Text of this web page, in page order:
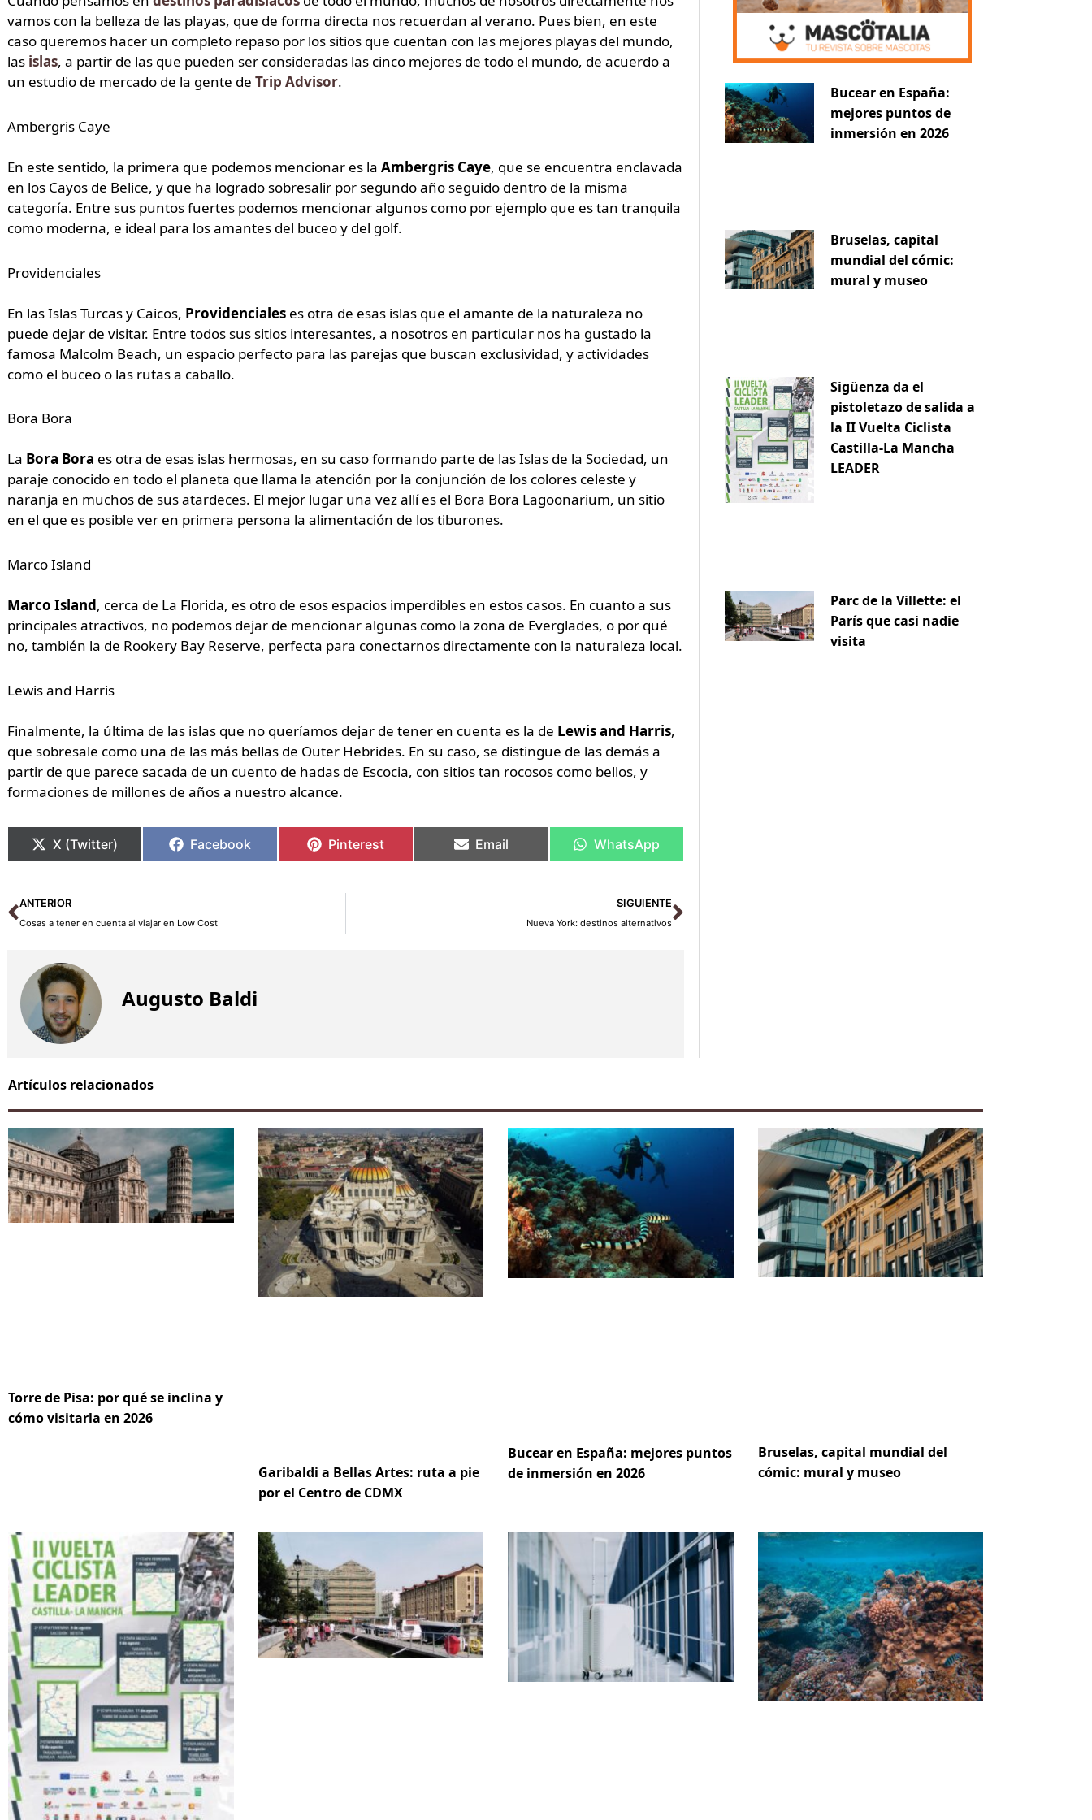
vamos con la belleza de las playas, que de forma directa nos recuerdan al verano. Pues bien, en este
caso queremos hacer un completo repaso por los sitios que cuentan con las mejores playas del mundo,
las islas, a partir de las que pueden ser consideradas las cinco mejores de todo el mundo, de acuerdo a
un estudio de mercado de la gente de Trip Advisor.
Ambergris Caye
En este sentido, la primera que podemos mencionar es la Ambergris Caye, que se encuentra enclavada
en los Cayos de Belice, y que ha logrado sobresalir por segundo año seguido dentro de la misma
categoría. Entre sus puntos fuertes podemos mencionar algunos como por ejemplo que es tan tranquila
como moderna, e ideal para los amantes del buceo y del golf.
Providenciales
En las Islas Turcas y Caicos, Providencialeses otra de esas islas que el amante de la naturaleza no
puede dejar de visitar. Entre todos sus sitios interesantes, a nosotros en particular nos ha gustado la
famosa Malcolm Beach, un espacio perfecto para las parejas que buscan exclusividad, y actividades
como el buceo o las rutas a caballo.
Bora Bora
La Bora Bora es otra de esas islas hermosas, en su caso formando parte de las Islas de la Sociedad, un
paraje conocido en todo el planeta que llama la atención por la conjunción de los colores celeste y
naranja en muchos de sus atardeces. El mejor lugar una vez allí es el Bora Bora Lagoonarium, un sitio
en el que es posible ver en primera persona la alimentación de los tiburones.
Marco Island
Marco Island, cerca de La Florida, es otro de esos espacios imperdibles en estos casos. En cuanto a sus
principales atractivos, no podemos dejar de mencionar algunas como la zona de Everglades, o por qué
no, también la de Rookery Bay Reserve, perfecta para conectarnos directamente con la naturaleza local.
Lewis and Harris
Finalmente, la última de las islas que no queríamos dejar de tener en cuenta es la de Lewis and Harris,
que sobresale como una de las más bellas de Outer Hebrides. En su caso, se distingue de las demás a
partir de que parece sacada de un cuento de hadas de Escocia, con sitios tan rocosos como bellos, y
formaciones de millones de años a nuestro alcance.
X (Twitter) Facebook Pinterest Email WhatsApp
Ant
ANTERIOR
Cosas a tener en cuenta al viajar en Low Cost
SIGUIENTE
Nueva York: destinos alternativos
Siguiente
Augusto Baldi
Bucear en España:
mejores puntos de
inmersión en 2026
Bruselas, capital
mundial del cómic:
mural y museo
Sigüenza da el
pistoletazo de salida a
la II Vuelta Ciclista
Castilla-La Mancha
LEADER
Parc de la Villette: el
París que casi nadie
visita
Artículos relacionados
Torre de Pisa: por qué se inclina y
cómo visitarla en 2026
Garibaldi a Bellas Artes: ruta a pie
por el Centro de CDMX
Bucear en España: mejores puntos
de inmersión en 2026
Bruselas, capital mundial del
cómic: mural y museo